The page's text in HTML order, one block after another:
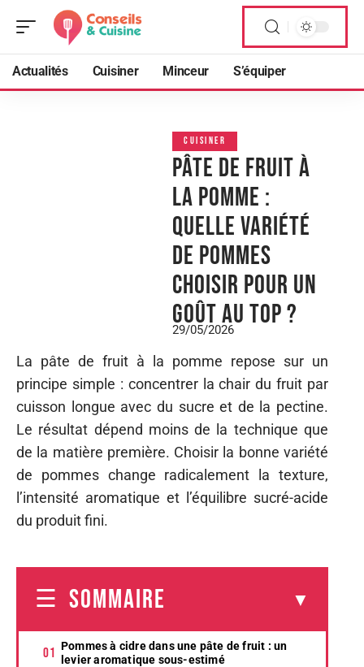
Actualités Cuisiner Minceur S’équiper
CUISINER
Pâte de FRUIT à
la pomme :
quelle variété
de pommes
choisir pour un
goût au top ?
29/05/2026
La pâte de fruit à la pomme repose sur un
principe simple : concentrer la chair du fruit par
cuisson longue avec du sucre et de la pectine.
Le résultat dépend moins de la technique que
de la matière première. Choisir la bonne variété
de pommes change radicalement la texture,
l’intensité aromatique et l’équilibre sucré-acide
du produit fini.
SOMMAIRE
Pommes à cidre dans une pâte de fruit : un
levier aromatique sous-estimé